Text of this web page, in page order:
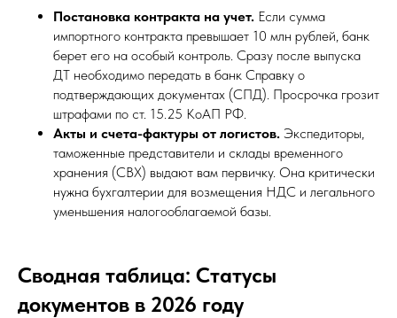
Постановка контракта на учет. Если сумма
импортного контракта превышает 10 млн рублей, банк
берет его на особый контроль. Сразу после выпуска
ДТ необходимо передать в банк Справку о
подтверждающих документах (СПД). Просрочка грозит
штрафами по ст. 15.25 КоАП РФ.
Акты и счета-фактуры от логистов. Экспедиторы,
таможенные представители и склады временного
хранения (СВХ) выдают вам первичку. Она критически
нужна бухгалтерии для возмещения НДС и легального
уменьшения налогооблагаемой базы.
Сводная таблица: Статусы
документов в 2026 году